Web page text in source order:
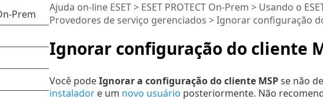
Ignorar configuração do cliente
Ajuda on-line ESET> ESET PROTECT On-Prem > Usando o
Provedores de serviço gerenciados > Ignorar configuração
Você podeIgnorar a configuração do cliente MSPse não
instaladore um novo usuário posteriormente. Não